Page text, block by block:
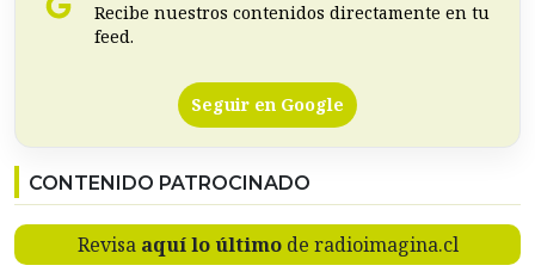
Recibe nuestros contenidos directamente en tu
feed.
Seguir en Google
CONTENIDO PATROCINADO
Revisa aquí lo últimode radioimagina.cl